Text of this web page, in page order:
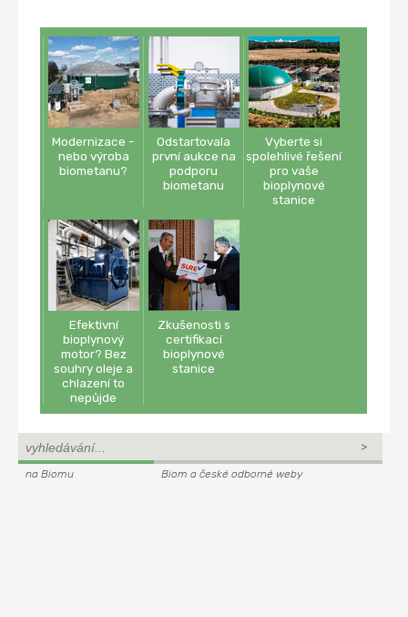
Modernizace -
nebo výroba
biometanu?
Odstartovala
první aukce na
podporu
biometanu
Vyberte si
spolehlivé řešení
pro vaše
bioplynové
stanice
Efektivní
bioplynový
motor? Bez
souhry oleje a
chlazení to
nepůjde
Zkušenosti s
certifikací
bioplynové
stanice
na Biomu Biom a české odborné weby